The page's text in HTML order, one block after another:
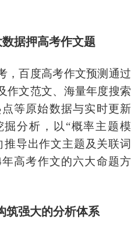
据押高考作文题
，百度高考作文预测通过
作文范文、海量年度搜索
等原始数据与实时更新
掘分析，以“概率主题模
导出作文主题及关联词
高考作文的六大命题方
筑强大的分析体系